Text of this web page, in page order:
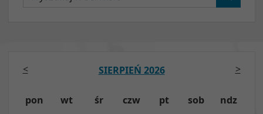
SIERPIEŃ 2026
pon wt śr czw pt sob ndz
< >